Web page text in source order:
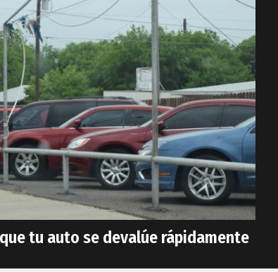
tu auto se devalúe rápidamente